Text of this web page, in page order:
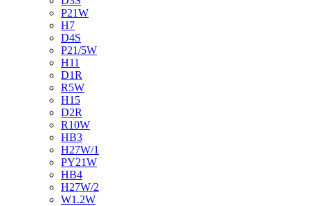
P21W
H7
D4S
P21/5W
H11
D1R
R5W
H15
D2R
R10W
HB3
H27W/1
PY21W
HB4
H27W/2
W1.2W